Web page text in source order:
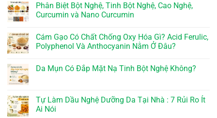
Phân Biệt Bột Nghệ, Tinh Bột Nghệ, Cao Nghệ,
Curcumin và Nano Curcumin
Cám Gạo Có Chất Chống Oxy Hóa Gì? Acid Ferulic,
Polyphenol Và Anthocyanin Nằm Ở Đâu?
Da Mụn Có Đắp Mặt Nạ Tinh Bột Nghệ Không?
Tự Làm Dầu Nghệ Dưỡng Da Tại Nhà : 7 Rủi Ro Ít
Ai Nói